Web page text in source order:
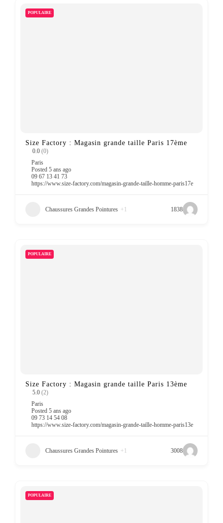
POPULAIRE
Size Factory : Magasin grande taille Paris 17ème
0.0 (0)
Paris
Posted 5 ans ago
09 67 13 41 73
https://www.size-factory.com/magasin-grande-taille-homme-paris17e
Chaussures Grandes Pointures +1 1838
POPULAIRE
Size Factory : Magasin grande taille Paris 13ème
5.0 (2)
Paris
Posted 5 ans ago
09 73 14 54 08
https://www.size-factory.com/magasin-grande-taille-homme-paris13e
Chaussures Grandes Pointures +1 3008
POPULAIRE